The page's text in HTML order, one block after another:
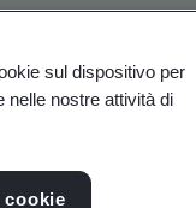
sul dispositivo per
nelle nostre attività di